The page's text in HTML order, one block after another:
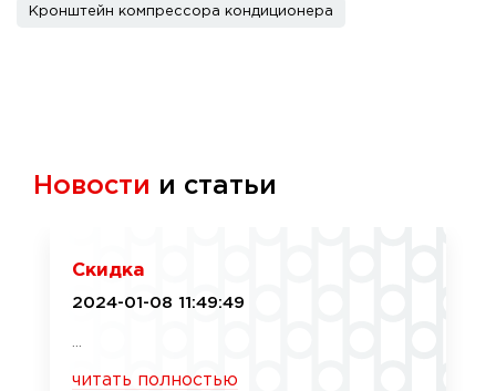
Кронштейн компрессора кондиционера
Новости и статьи
Скидка
2024-01-08 11:49:49
читать полностью